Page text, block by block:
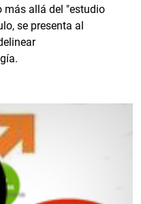
más allá del "estudio
se presenta al